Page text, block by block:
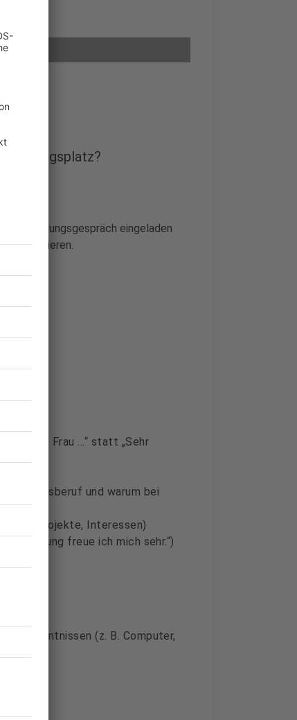
Vorstellungsgespräch eingeladen
investieren.
geehrte Frau …“ statt „Sehr
und warum bei
Schulprojekte, Interessen)
Einladung freue ich mich sehr.“)
Kenntnissen (z. B. Computer,